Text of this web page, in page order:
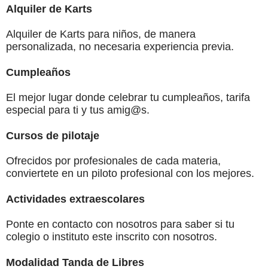
Alquiler de Karts
Alquiler de Karts para niños, de manera
personalizada, no necesaria experiencia previa.
Cumpleaños
El mejor lugar donde celebrar tu cumpleaños, tarifa
especial para ti y tus amig@s.
Cursos de pilotaje
Ofrecidos por profesionales de cada materia,
conviertete en un piloto profesional con los mejores.
Actividades extraescolares
Ponte en contacto con nosotros para saber si tu
colegio o instituto este inscrito con nosotros.
Modalidad Tanda de Libres